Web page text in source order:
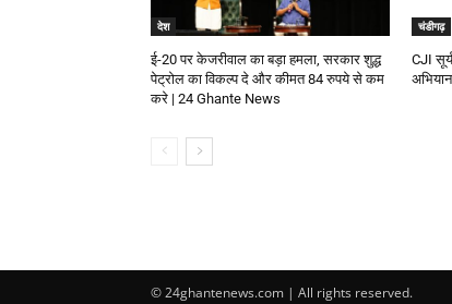
देश
ई-20 पर केजरीवाल का बड़ा हमला, सरकार शुद्ध
पेट्रोल का विकल्प दे और कीमत 84 रुपये से कम
करे | 24 Ghante News
चंडीगढ़
CJI
© 24ghantenews.com | All rights reserved.